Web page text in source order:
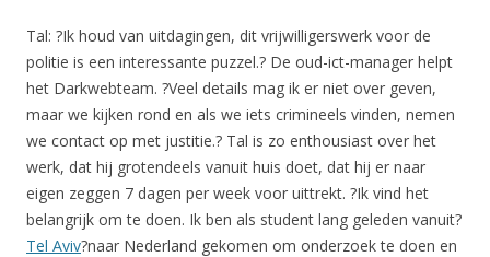
Tal: ?Ik houd van uitdagingen, dit vrijwilligerswerk voor de
politie is een interessante puzzel.? De oud-ict-manager helpt
het Darkwebteam. ?Veel details mag ik er niet over geven,
maar we kijken rond en als we iets crimineels vinden, nemen
we contact op met justitie.? Tal is zo enthousiast over het
werk, dat hij grotendeels vanuit huis doet, dat hij er naar
eigen zeggen 7 dagen per week voor uittrekt. ?Ik vind het
belangrijk om te doen. Ik ben als student lang geleden vanuit?
Tel Aviv?naar Nederland gekomen om onderzoek te doen en